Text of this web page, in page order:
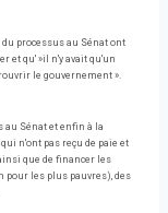
du processus au Sénat ont
et qu' »il n'y avait qu'un
le gouvernement ».
au Sénat et enfin à la
n'ont pas reçu de paie et
que de financer les
pour les plus pauvres), des